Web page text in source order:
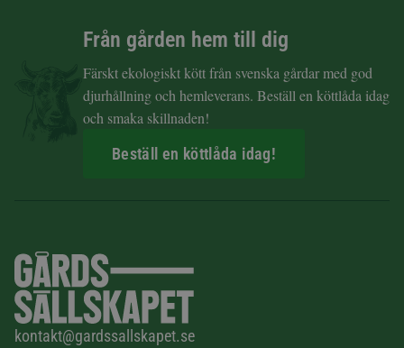
Från gården hem till dig
Färskt ekologiskt kött från svenska gårdar med god
djurhållning och hemleverans. Beställ en köttlåda idag
och smaka skillnaden!
Beställ en köttlåda idag!
kontakt@gardssallskapet.se